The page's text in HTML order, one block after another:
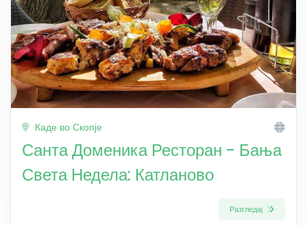
Каде во Скопје
Санта Доменика Ресторан - Бања
Света Недела: Катланово
Разгледај